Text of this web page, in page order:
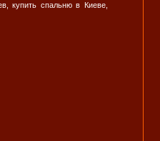
купить спальню в Киеве,